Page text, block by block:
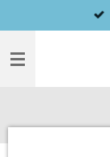
direct
naar
hoofdinhoud